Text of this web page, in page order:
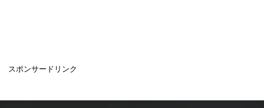
スポンサードリンク